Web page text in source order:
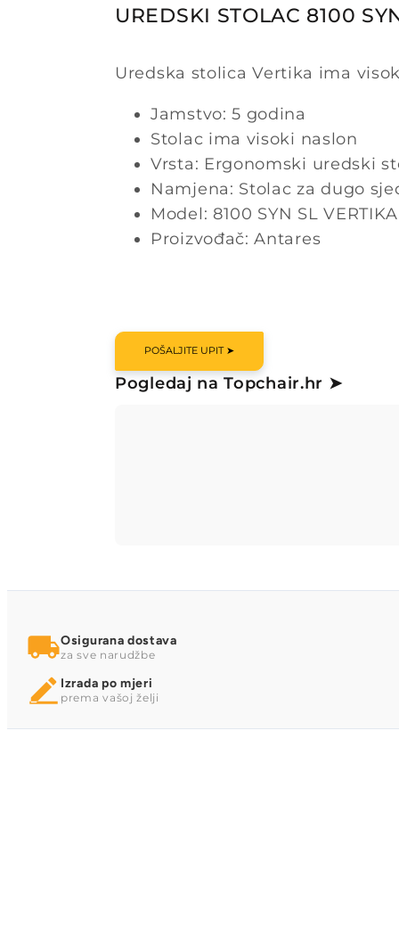
UREDSKI STOLAC 8100
Uredska stolica Vertika ima
Jamstvo: 5 godina
Stolac ima visoki naslon
Vrsta: Ergonomski uredski
Namjena: Stolac za dugo
Model: 8100 SYN SL
Proizvođač: Antares
POŠALJITE UPIT ➤
Pogledaj na Topchair.hr ➤
Osigurana dostava
za sve narudžbe
Izrada po mjeri
prema vašoj želji